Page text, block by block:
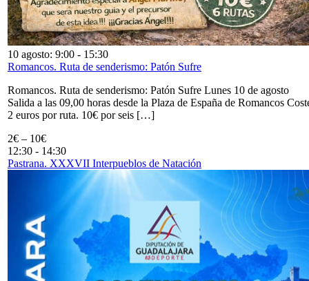
10 agosto: 9:00 - 15:30
Romancos. Ruta de senderismo: Patón Sufre
Romancos. Ruta de senderismo: Patón Sufre Lunes 10 de agosto
Salida a las 09,00 horas desde la Plaza de España de Romancos
2 euros por ruta. 10€ por seis […]
2€ – 10€
12:30 - 14:30
Pastrana. XXXVII Interpueblos de Natación